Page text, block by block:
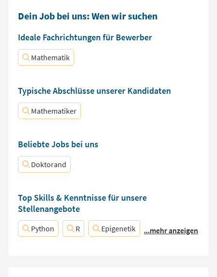
Dein Job bei uns: Wen wir suchen
Ideale Fachrichtungen für Bewerber
Mathematik
Typische Abschlüsse unserer Kandidaten
Mathematiker
Beliebte Jobs bei uns
Doktorand
Top Skills & Kenntnisse für unsere
Stellenangebote
Python R Epigenetik ...mehr anzeigen